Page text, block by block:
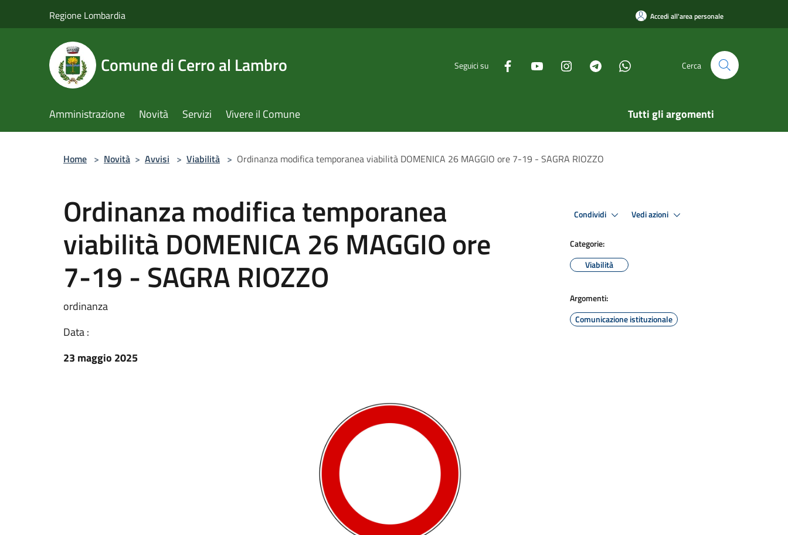
Regione Lombardia Accedi all'area personale
Comune di Cerro al Lambro Seguici su Cerca
Amministrazione Novità Servizi Vivere il Comune Tutti gli argomenti
Home > Novità > Avvisi > Viabilità > Ordinanza modifica temporanea viabilità DOMENICA 26 MAGGIO ore 7-19 - SAGRA RIOZZO
Ordinanza modifica temporanea
viabilità DOMENICA 26 MAGGIO ore
7-19 - SAGRA RIOZZO
ordinanza
Data :
23 maggio 2025
Condividi Vedi azioni
Categorie:
Viabilità
Argomenti:
Comunicazione istituzionale